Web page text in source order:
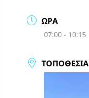
ΏΡΑ
07:00 - 10:15
ΤΟΠΟΘΕΣΊΑ